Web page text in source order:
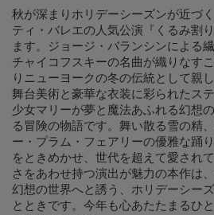
秋が深まりホリデーシーズンが近づ
ティ・バレエの人気公演『くるみ割
ます。ジョージ・バランシンによる
チャイコフスキーの名曲が織りなす
りニューヨークの冬の伝統として親
舞台美術と豪華な衣装に彩られたス
少女マリーが夢と魔法あふれる幻想
る冒険の物語です。舞い散る雪の精
ー・プラム・フェアリーの優雅な踊
をときめかせ、世代を超えて愛され
さをあわせ持つ演出が魅力の本作は
幻想の世界へと誘う、ホリデーシー
とときです。今年も心あたたまるひ